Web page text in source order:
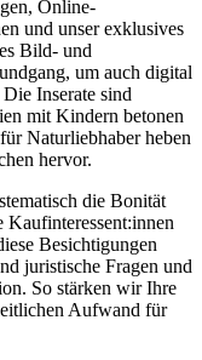
Online-
und unser exklusives
Bild- und
um auch digital
Inserate sind
mit Kindern betonen
Naturliebhaber heben
hervor.
die Bonität
Besichtigungen
juristische Fragen und
So stärken wir Ihre
Aufwand für